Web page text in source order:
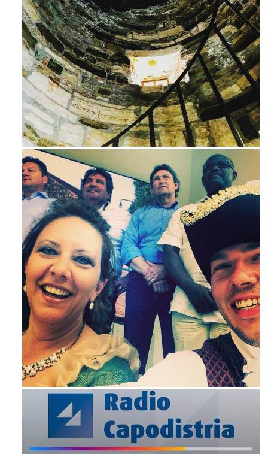
Ago 3
Mag 23